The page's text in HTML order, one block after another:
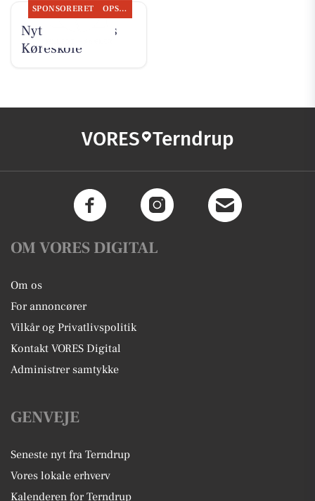
SPONSORERET OPSLAGSTAVLEN
Nyt fra Kudahls
Køreskole
VORES Terndrup
OM VORES DIGITAL
Om os
For annoncører
Vilkår og Privatlivspolitik
Kontakt VORES Digital
Administrer samtykke
GENVEJE
Seneste nyt fra Terndrup
Vores lokale erhverv
Kalenderen for Terndrup